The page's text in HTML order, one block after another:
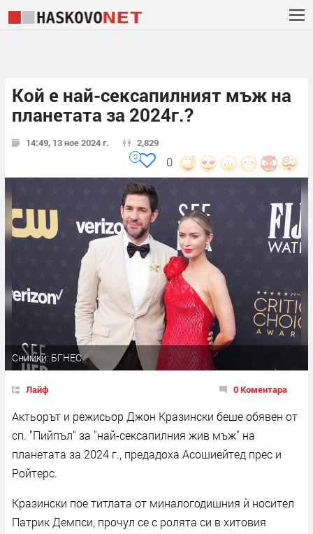
Кой е най-сексапилният мъж на
планетата за 2024г.?
14:49, 13 ное 2024 г. 2,829
0
0
Снимки: БГНЕС
Лайф 0 Коментара
Актьорът и режисьор Джон Кразински беше обявен от
сп. "Пийпъл" за "най-сексапилния жив мъж" на
планетата за 2024 г., предадоха Асошиейтед прес и
Ройтерс.
Кразински пое титлата от миналогодишния ѝ носител
Патрик Демпси, прочул се с ролята си в хитовия